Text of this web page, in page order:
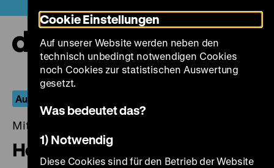
zum
Seiteninhalt
springen
Aus dem Fernseharchiv
Mittwoch, 15. April 2015, 20.00 - 00.00 Uhr
Heiratskandidaten
Cookie Einstellungen
Auf unserer Website werden neben den
technisch unbedingt notwendigen Cookies
noch Cookies zur statistischen Auswertung
gesetzt.
Was bedeutet das?
1) Notwendig
Diese Cookies sind für den Betrieb der Website